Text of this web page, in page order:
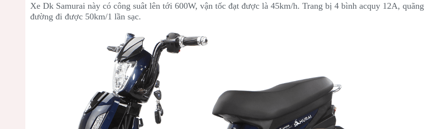
Xe Dk Samurai này có công suât lên tới 600W, vận tốc đạt được là 45km/h. Trang bị 4 bình acquy 12A, quãng
đường đi được 50km/1 lần sạc.